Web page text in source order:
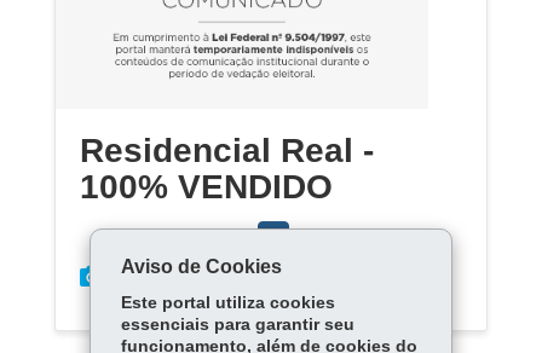
Residencial Real -
100% VENDIDO
Aviso de Cookies
Este portal utiliza cookies
essenciais para garantir seu
funcionamento, além de cookies do